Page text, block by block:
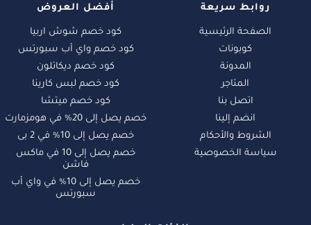
روابط سريعة
الصفحة الرئيسية
كوبونات
المدونة
المتاجر
اتصل بنا
انضم إلينا
الشروط والأحكام
سياسة الخصوصية
أفضل العروض
كود خصم شوش اربيا
كود خصم واي أب سبورتس
كود خصم ديكاتلون
كود خصم لبس كارينا
كود خصم ميتشا
خصم يصل إلى 20% في هومزمارت
خصم يصل إلى 10% في 2 بى
خصم يصل إلى 10 في ماكس
فاشن
خصم يصل إلى 10% في واي أب
سبورتس